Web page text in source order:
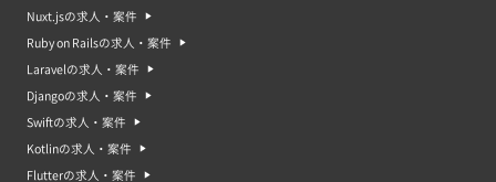
Nuxt.jsの求人・案件
Ruby on Railsの求人・案件
Laravelの求人・案件
Djangoの求人・案件
Swiftの求人・案件
Kotlinの求人・案件
Flutterの求人・案件